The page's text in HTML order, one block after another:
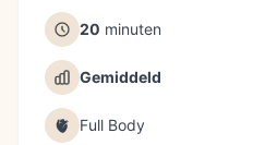
20 minuten
Gemiddeld
🫀 Full Body